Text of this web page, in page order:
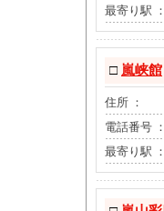
最寄り駅 ：
□ 嵐峡館
住所 ：
電話番号 ：
最寄り駅 ：